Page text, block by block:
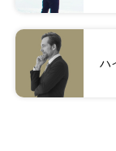
ハ